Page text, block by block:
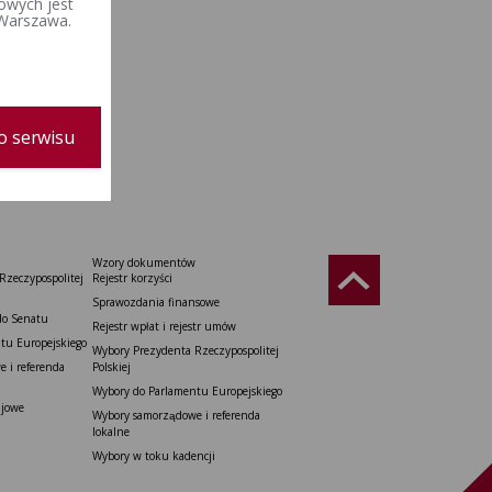
Senatu
Europejskiego
i referenda
Wzory dokumentów
Rejestr korzyści
Sprawozdania finansowe
Rejestr wpłat i rejestr umów
Wybory Prezydenta Rzeczypospolitej
Polskiej
Wybory do Parlamentu Europejskiego
Wybory samorządowe i referenda
lokalne
Wybory w toku kadencji
serwisu